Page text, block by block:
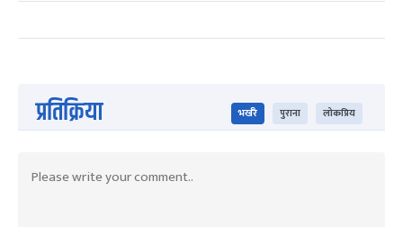
प्रतिक्रिया भर्खरै पुराना लोकप्रिय